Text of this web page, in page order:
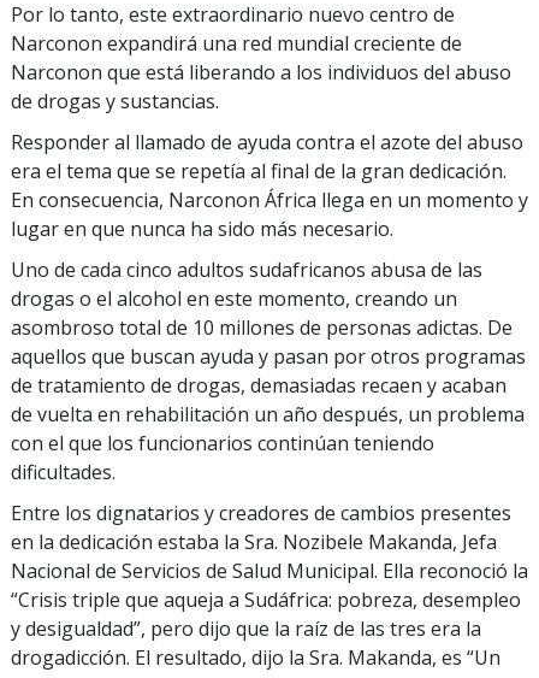
Por lo tanto, este extraordinario nuevo centro de
Narconon expandirá una red mundial creciente de
Narconon que está liberando a los individuos del abuso
de drogas y sustancias.
Responder al llamado de ayuda contra el azote del abuso
era el tema que se repetía al final de la gran dedicación.
En consecuencia, Narconon África llega en un momento y
lugar en que nunca ha sido más necesario.
Uno de cada cinco adultos sudafricanos abusa de las
drogas o el alcohol en este momento, creando un
asombroso total de 10 millones de personas adictas. De
aquellos que buscan ayuda y pasan por otros programas
de tratamiento de drogas, demasiadas recaen y acaban
de vuelta en rehabilitación un año después, un problema
con el que los funcionarios continúan teniendo
dificultades.
Entre los dignatarios y creadores de cambios presentes
en la dedicación estaba la Sra. Nozibele Makanda, Jefa
Nacional de Servicios de Salud Municipal. Ella reconoció la
“Crisis triple que aqueja a Sudáfrica: pobreza, desempleo
y desigualdad”, pero dijo que la raíz de las tres era la
drogadicción. El resultado, dijo la Sra. Makanda, es “Un